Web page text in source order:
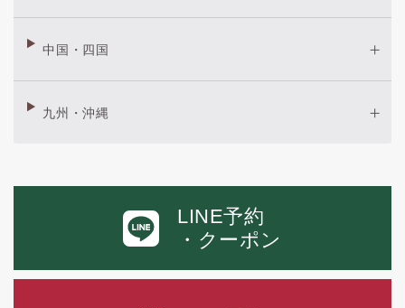
中国・四国
九州・沖縄
LINE予約
・クーポン